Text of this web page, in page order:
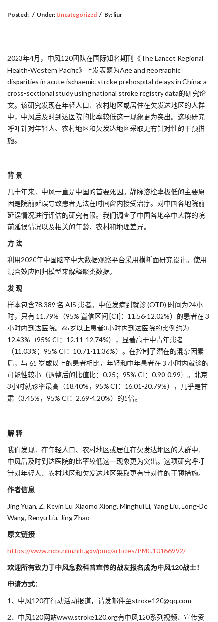
Posted: / Under: Uncategorized / By: liur
2023年4月，中风120团队在国际知名期刊《The Lancet Regional
Health-Western Pacific》上发表题为Age and geographic
disparities in acute ischaemic stroke prehospital delays in China: a
cross-sectional study using national stroke registry data的研究论
文。该研究发现在年轻人口、农村地区或居住在欠发达地区的人群
中，中风后及时到达医院的比率较低这一现象更为突出。这项研究
呼吁针对年轻人、农村地区和欠发达地区采取更有针对性的干预措
施。
背 景
几十年来，中风一直是中国的首要死因。静脉溶栓率极低的主要原
因是院前延误导致患者无法在时间窗内接受治疗。对中国各地院前
延误情况进行评估的研究有限。我们调查了中国各地卒中人群的院
前延误情况以及相关的年龄、农村和地理差异。
方 法
利用2020年中国脑卒中大数据观察平台采用横断面研究设计。使用
混合效应回归模型来解释聚类数据。
发 现
样本包含78,389 名 AIS 患者。中位发病到就诊 (OTD) 时间为24小
时，只有 11.79%（95% 置信区间 [CI]：11.56-12.02%）的患者在 3
小时内到达医院。65岁以上患者3小时内到达医院的比例约为
12.43%（95% CI：12.11-12.74%），显著高于中青年患者
（11.03%；95% CI：10.71-11.36%）。在控制了潜在的混杂因素
后，与 65 岁或以上的患者相比，年轻和中年患者在 3 小时内就诊的
可能性较小（调整后的比值比：0.95；95% CI：0.90-0.99）。北京
3小时就诊率最高（18.40%，95% CI：16.01-20.79%），几乎是甘
肃（3.45%，95% CI：2.69-4.20%）的5倍。
解 释
我们发现，在年轻人口、农村地区或居住在欠发达地区的人群中，
中风后及时到达医院的比率较低这一现象更为突出。这项研究呼吁
针对年轻人、农村地区和欠发达地区采取更有针对性的干预措施。
作者信息
Jing Yuan, Z. Kevin Lu, Xiaomo Xiong, Minghui Li, Yang Liu, Long-De
Wang, Renyu Liu, Jing Zhao
原文链接
https://www.ncbi.nlm.nih.gov/pmc/articles/PMC10166992/
欢迎所有致力于中风急救科普宣传的战友报名成为中风120战士！
申请方式：
1、中风120在行动活动报道，请发邮件至stroke120@qq.com
2、中风120网站www.stroke120.org有中风120系列视频、宣传资